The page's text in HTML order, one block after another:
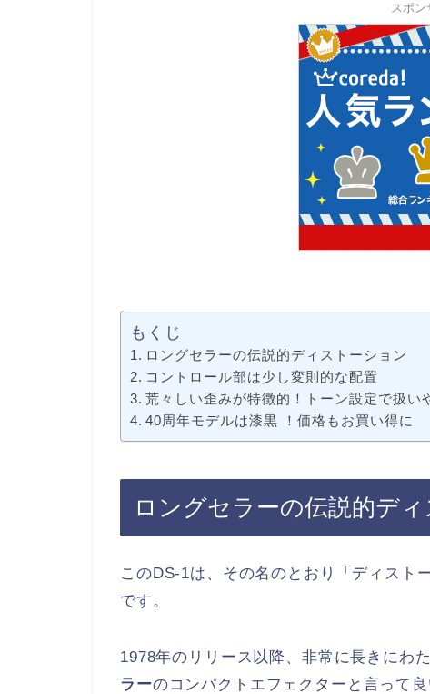
スポン
もくじ
ロングセラーの伝説的ディストーション
コントロール部は少し変則的な配置
荒々しい歪みが特徴的！トーン設定で扱い
40周年モデルは漆黒 ！価格もお買い得に
ロングセラーの伝説的デ
このDS-1は、その名のとおり「ディスト
です。
1978年のリリース以降、非常に長きにわ
ラーのコンパクトエフェクターと言って良